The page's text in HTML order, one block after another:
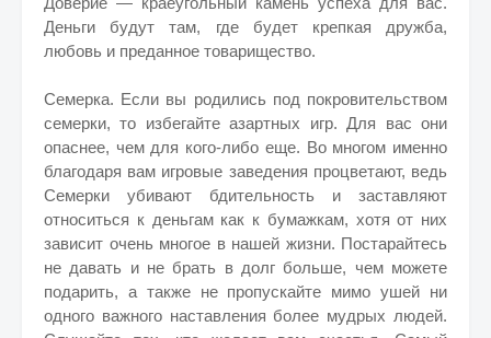
Деньги будут там, где будет крепкая дружба,
любовь и преданное товарищество.
Семерка. Если вы родились под покровительством
семерки, то избегайте азартных игр. Для вас они
опаснее, чем для кого-либо еще. Во многом именно
благодаря вам игровые заведения процветают, ведь
Семерки убивают бдительность и заставляют
относиться к деньгам как к бумажкам, хотя от них
зависит очень многое в нашей жизни. Постарайтесь
не давать и не брать в долг больше, чем можете
подарить, а также не пропускайте мимо ушей ни
одного важного наставления более мудрых людей.